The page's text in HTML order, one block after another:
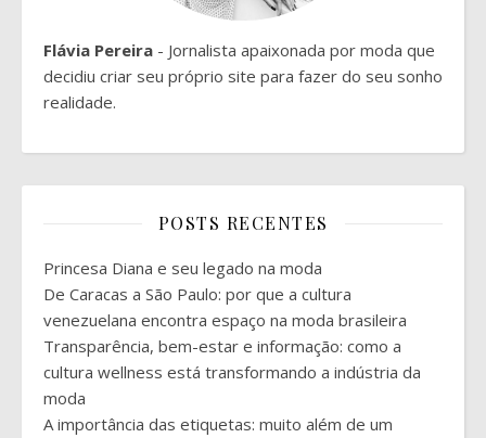
Flávia Pereira - Jornalista apaixonada por moda que
decidiu criar seu próprio site para fazer do seu sonho
realidade.
POSTS RECENTES
Princesa Diana e seu legado na moda
De Caracas a São Paulo: por que a cultura
venezuelana encontra espaço na moda brasileira
Transparência, bem-estar e informação: como a
cultura wellness está transformando a indústria da
moda
A importância das etiquetas: muito além de um